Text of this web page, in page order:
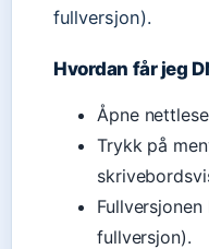
fullversjon).
Hvordan får jeg
Åpne
Trykk på
fullversjon).